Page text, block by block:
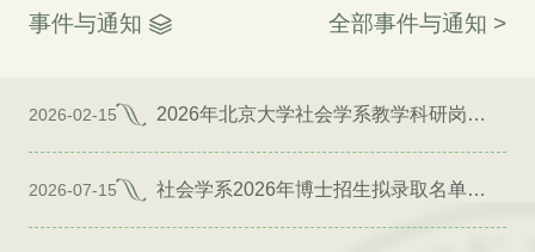
事件与通知 全部事件与通知 >
2026-02-15 2026年北京大学社会学系教学科研岗位招聘启事
2026-07-15 社会学系2026年博士招生拟录取名单公示（专项）